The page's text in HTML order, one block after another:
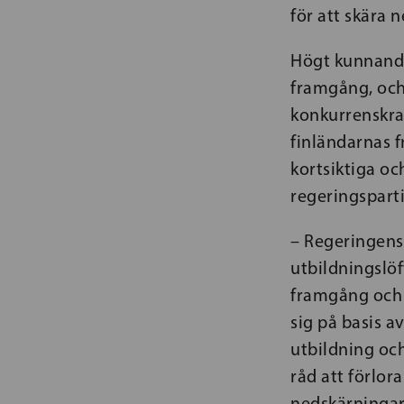
för att skära
Högt
framgång,
finländarnas
kortsiktiga
–
framgång
sig på basis
utbildning
råd att